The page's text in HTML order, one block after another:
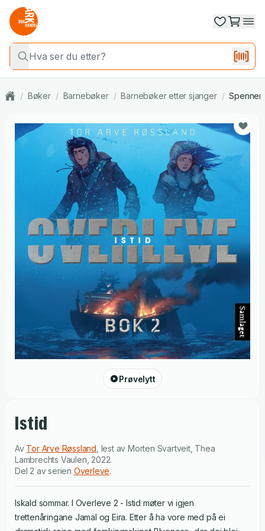
/ Bøker / Barnebøker / Barnebøker etter sjanger /
Prøvelytt
Istid
Av Tor Arve Røssland lest avMorten Svartveit, Thea
Lambrechts Vaulen 2022.
Del 2 av serien Overleve.
Iskald sommar. I Overleve 2 - Istid møter vi igjen
trettenåringane Jamal og Eira. Etter å ha vore med på ei